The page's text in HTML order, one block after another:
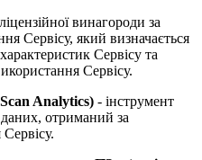
винагороди за
Сервісу, який визначається
Сервісу та
Сервісу.
Analytics) - інструмент
даних, отриманий за